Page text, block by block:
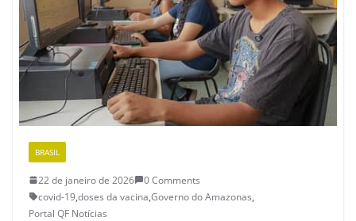
BRASIL
22 de janeiro de 2026
0 Comments
covid-19,doses da vacina,Governo do Amazonas,
Portal QF Notícias